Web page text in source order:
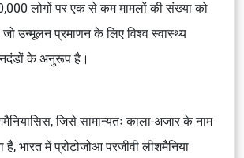
लोगों पर एक से कम मामलों की संख्या को
जो उन्मूलन प्रमाणन के लिए विश्व स्वास्थ्य
के अनुरूप है।
जिसे सामान्यतः काला-अजार के नाम
है, भारत में प्रोटोजोआ परजीवी लीशमैनिया